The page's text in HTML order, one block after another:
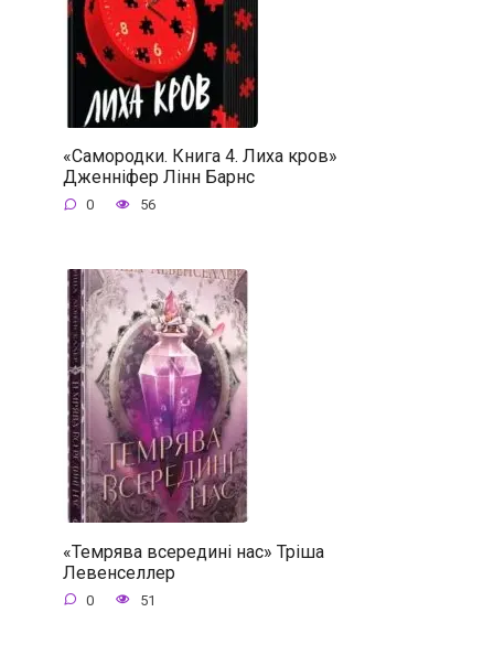
«Самородки. Книга 4. Лиха кров»
Дженніфер Лінн Барнс
0 56
«Темрява всередині нас» Тріша
Левенселлер
0 51